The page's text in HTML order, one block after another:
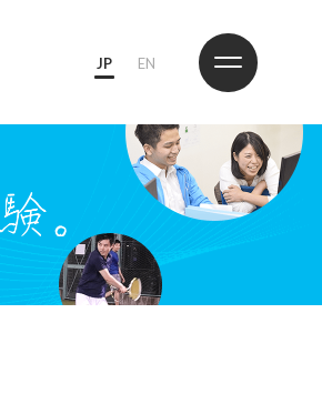
JP EN